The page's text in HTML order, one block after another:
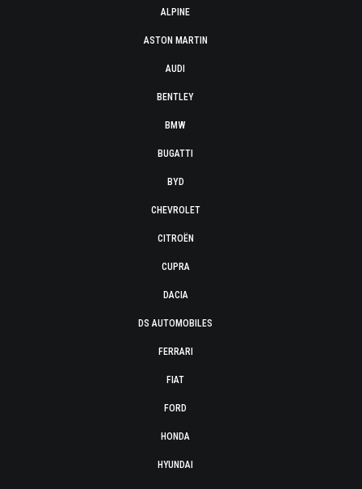
ALPINE
ASTON MARTIN
AUDI
BENTLEY
BMW
BUGATTI
BYD
CHEVROLET
CITROËN
CUPRA
DACIA
DS AUTOMOBILES
FERRARI
FIAT
FORD
HONDA
HYUNDAI